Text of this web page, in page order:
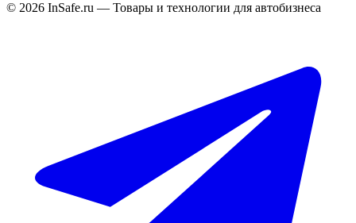
© 2026 InSafe.ru — Товары и технологии для автобизнеса